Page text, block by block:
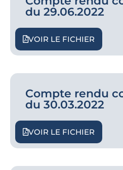
du 29.06.2022
VOIR LE FICHIER
Compte rendu
du 30.03.2022
VOIR LE FICHIER